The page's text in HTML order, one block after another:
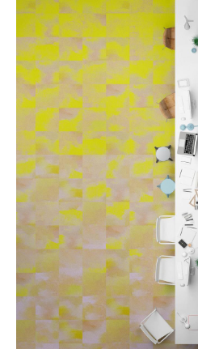
Vasen
Tabletts
Büroutensilien
Aufbewahrungsboxen
Decken
Kissen
Teppiche
Vorhänge
... alle Accessoires
Räume